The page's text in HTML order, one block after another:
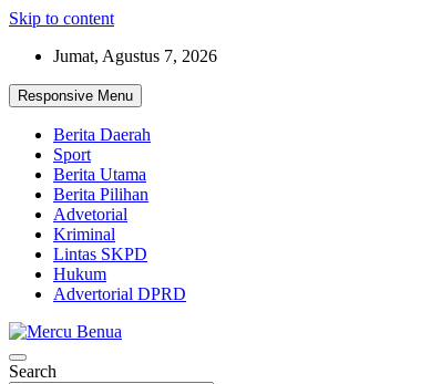
Skip to content
Jumat, Agustus 7, 2026
Responsive Menu
Berita Daerah
Sport
Berita Utama
Berita Pilihan
Advetorial
Kriminal
Lintas SKPD
Hukum
Advertorial DPRD
Suara Masyarakat Bawah
Search